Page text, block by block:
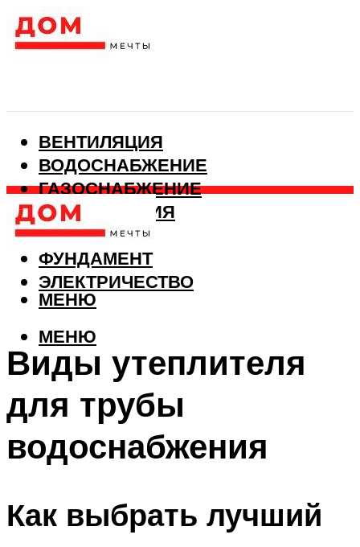
ВЕНТИЛЯЦИЯ
ВОДОСНАБЖЕНИЕ
ГАЗОСНАБЖЕНИЕ
КАНАЛИЗАЦИЯ
ОТОПЛЕНИЕ
ФУНДАМЕНТ
ЭЛЕКТРИЧЕСТВО
МЕНЮ
МЕНЮ
Виды утеплителя
для трубы
водоснабжения
Как выбрать лучший